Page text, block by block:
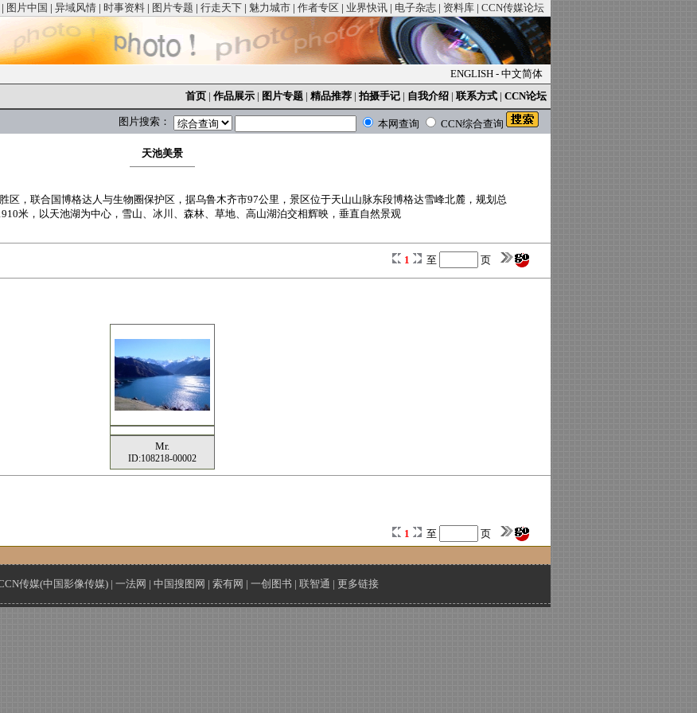
| 图片中国 | 异域风情 | 时事资料 | 图片专题 | 行走天下 | 魅力城市 | 作者专区 | 业界快讯 | 电子杂志 | 资料库 | CCN传媒论坛
ENGLISH - 中文简体
首页 | 作品展示 | 图片专题 | 精品推荐 | 拍摄手记 | 自我介绍 | 联系方式 | CCN论坛
图片搜索： 本网查询 CCN综合查询
天池美景
区，联合国博格达人与生物圈保护区，据乌鲁木齐市97公里，景区位于天山山脉东段博格达雪峰北麓，规划总
米，以天池湖为中心，雪山、冰川、森林、草地、高山湖泊交相辉映，垂直自然景观
1 至 页
Mr.
ID:108218-00002
1 至
页
传媒(中国影像传媒) | 一法网 | 中国搜图网 | 索有网 | 一创图书 | 联智通 | 更多链接